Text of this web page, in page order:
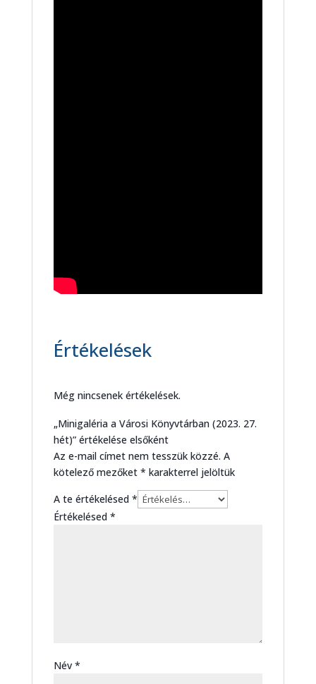
Értékelések
Még nincsenek értékelések.
„Minigaléria a Városi Könyvtárban (2023. 27.
hét)” értékelése elsőként
Az e-mail címet nem tesszük közzé. A
kötelező mezőket * karakterrel jelöltük
A te értékelésed *
Értékelésed *
Név *